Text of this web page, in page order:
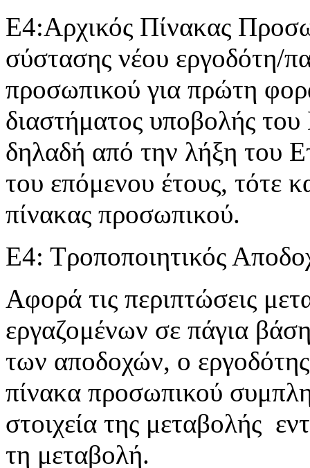
Ε4:Αρχικός Πίνακας
σύστασης νέου εργοδότη/
προσωπικού για πρώτη
διαστήματος υποβολής
δηλαδή από την λήξη του
του επόμενου έτους, τότε
πίνακας προσωπικού.
Ε4: Τροποποιητικός
Αφορά τις περιπτώσεις
εργαζομένων σε πάγια
των αποδοχών, ο
πίνακα προσωπικού
στοιχεία της μεταβολής
τη μεταβολή.